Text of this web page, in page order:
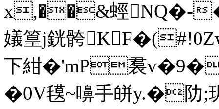
x,��&蛵NQ�-�
嬟篁j銧骻
下紺�'mP裠
�0V氁~嚊手皏y.�阞;